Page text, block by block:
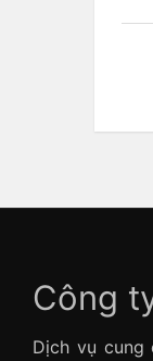
Công
Dịch vụ cung